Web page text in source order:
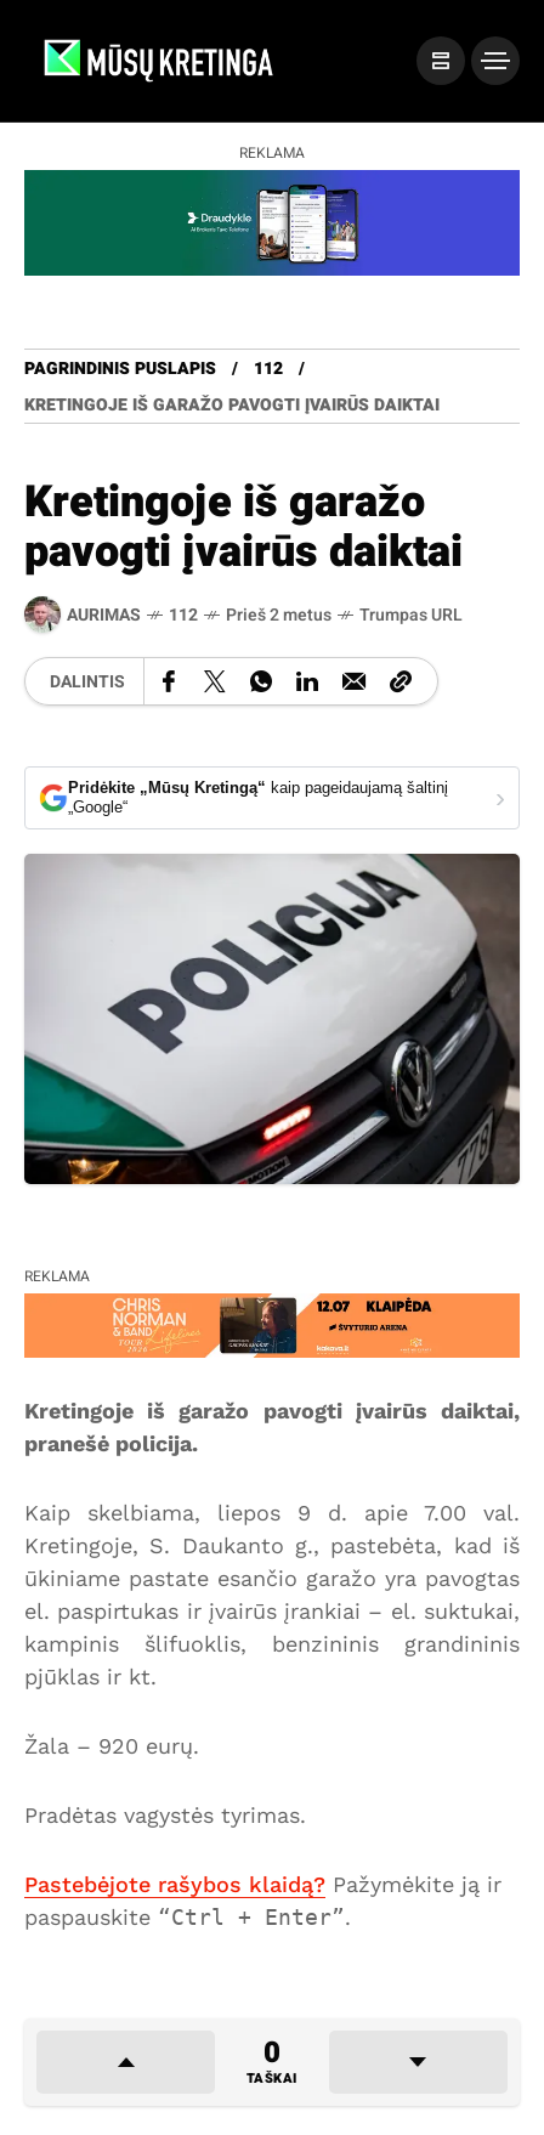
REKLAMA
PAGRINDINIS PUSLAPIS
112
KRETINGOJE IŠ GARAŽO PAVOGTI ĮVAIRŪS DAIKTAI
Kretingoje iš garažo
pavogti įvairūs daiktai
AURIMAS 112 Prieš 2 metus Trumpas URL
DALINTIS
Pridėkite „Mūsų Kretingą“ kaip pageidaujamą šaltinį
„Google“
›
REKLAMA
Kretingoje iš garažo pavogti įvairūs daiktai,
pranešė policija.
Kaip skelbiama, liepos 9 d. apie 7.00 val.
Kretingoje, S. Daukanto g., pastebėta, kad iš
ūkiniame pastate esančio garažo yra pavogtas
el. paspirtukas ir įvairūs įrankiai – el. suktukai,
kampinis šlifuoklis, benzininis grandininis
pjūklas ir kt.
Žala – 920 eurų.
Pradėtas vagystės tyrimas.
Pastebėjote rašybos klaidą? Pažymėkite ją ir
paspauskite
Ctrl + Enter .
0
TAŠKAI